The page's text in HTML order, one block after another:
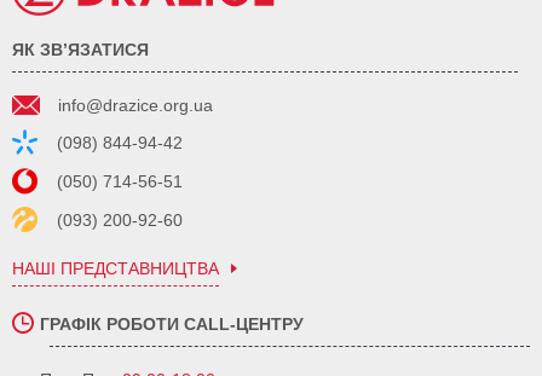
ЯК ЗВ’ЯЗАТИСЯ
info@drazice.org.ua
(098) 844-94-42
(050) 714-56-51
(093) 200-92-60
НАШІ ПРЕДСТАВНИЦТВА
ГРАФІК РОБОТИ CALL-ЦЕНТРУ